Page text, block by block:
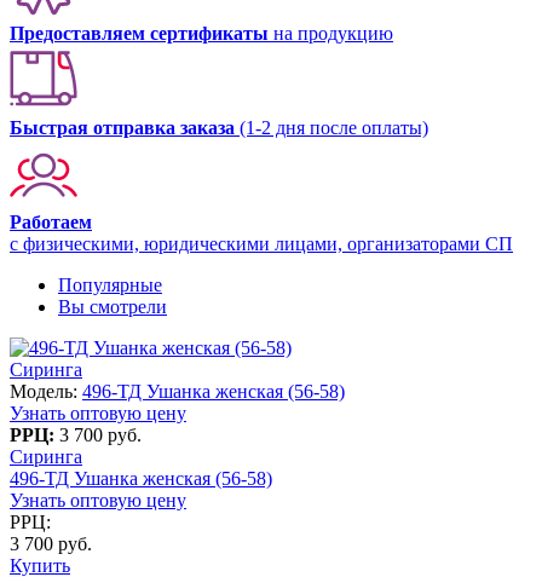
Предоставляем сертификаты на продукцию
Быстрая отправка заказа (1-2 дня после оплаты)
Работаем
с физическими, юридическими лицами, организаторами СП
Популярные
Вы смотрели
Сиринга
Модель: 496-ТД Ушанка женская (56-58)
Узнать оптовую цену
РРЦ: 3 700 руб.
Сиринга
496-ТД Ушанка женская (56-58)
Узнать оптовую цену
РРЦ:
3 700 руб.
Купить